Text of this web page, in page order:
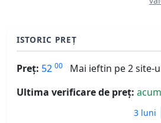
ISTORIC PREȚ
Preț: 52 00
Mai ieftin pe 2 site-
Ultima verificare de preț:
3 luni